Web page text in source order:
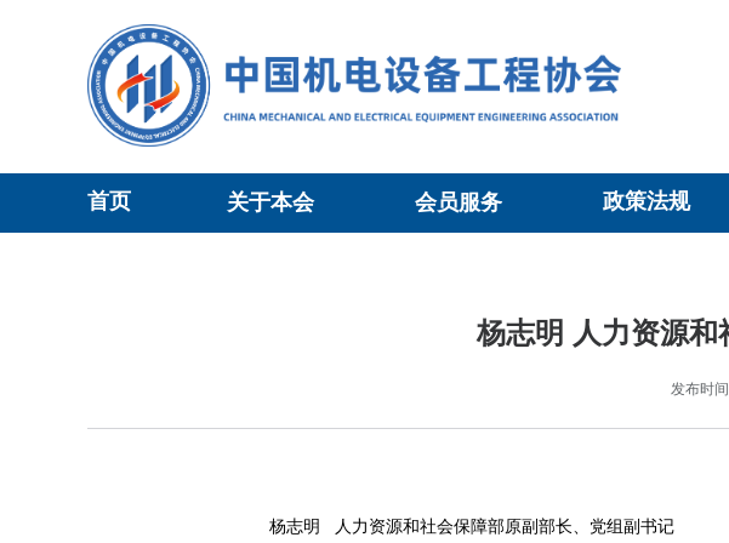
首页 关于本会 会员服务 政策法规
杨志明 人力资源和
发布时
杨志明 人力资源和社会保障部原副部长、党组副书记